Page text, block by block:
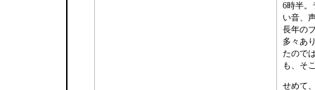
6時半。
い音、
長年の
多々あ
たので
も、そ
せめて